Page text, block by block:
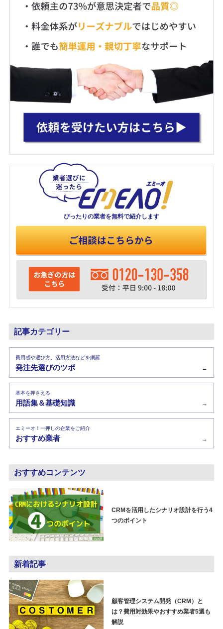
ぴったりの業者を無料で紹介します
記事カテゴリー
費用感や選び方、活用方法などを網羅
発注先選びのツボ →
基本を押さえる
用語集＆基礎知識 →
エミーオ！一押しの企業をご紹介
おすすめ業者 →
おすすめコンテンツ
CRMを活用したシナリオ設計を行う4
つのポイント
新着記事
顧客管理システム開発（CRM）と
は？費用対効果やおすすめ業者5選も
解説